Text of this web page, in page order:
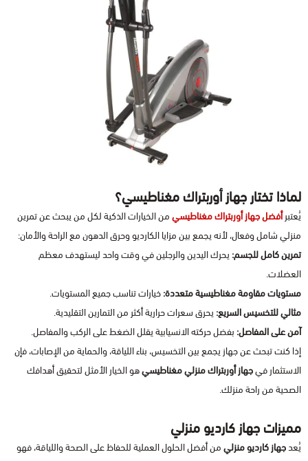
لماذا تختار جهاز أوربتراك مغناطيسي؟
يُعتبرأفضل جهاز أوربتراك مغناطيسيمن الخيارات الذكية لكل من يبحث عن تمرين
منزلي شامل وفعال، لأنه يجمع بين مزايا الكارديو وحرق الدهون مع الراحة والأمان:
تمرين كامل للجسم:يحرك اليدين والرجلين في وقت واحد ليستهدف معظم
العضلات.
مستويات مقاومة مغناطيسية متعددة:خيارات تناسب جميع المستويات.
مثالي للتخسيس السريع:يحرق سعرات حرارية أكثر من التمارين التقليدية.
آمن على المفاصل:بفضل حركته الانسيابية يقلل الضغط على الركب والمفاصل.
إذا كنت تبحث عن جهاز يجمع بين التخسيس، بناء اللياقة، والحماية من الإصابات، فإن
الاستثمار فيجهاز أوربتراك منزلي مغناطيسيهو الخيار الأمثل لتحقيق أهدافك
الصحية من راحة منزلك.
مميزات جهاز كارديو منزلي
يُعدجهاز كارديو منزليمن أفضل الحلول العملية للحفاظ على الصحة واللياقة، فهو